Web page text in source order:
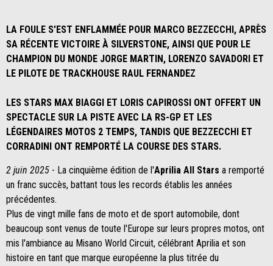
LA FOULE S'EST ENFLAMMÉE POUR MARCO BEZZECCHI, APRÈS
SA RÉCENTE VICTOIRE À SILVERSTONE, AINSI QUE POUR LE
CHAMPION DU MONDE JORGE MARTIN, LORENZO SAVADORI ET
LE PILOTE DE TRACKHOUSE RAUL FERNANDEZ
LES STARS MAX BIAGGI ET LORIS CAPIROSSI ONT OFFERT UN
SPECTACLE SUR LA PISTE AVEC LA RS-GP ET LES
LÉGENDAIRES MOTOS 2 TEMPS, TANDIS QUE BEZZECCHI ET
CORRADINI ONT REMPORTÉ LA COURSE DES STARS.
2 juin 2025 - La cinquième édition de l'Aprilia All Stars a remporté
un franc succès, battant tous les records établis les années
précédentes.
Plus de vingt mille fans de moto et de sport automobile, dont
beaucoup sont venus de toute l'Europe sur leurs propres motos, ont
mis l'ambiance au Misano World Circuit, célébrant Aprilia et son
histoire en tant que marque européenne la plus titrée du